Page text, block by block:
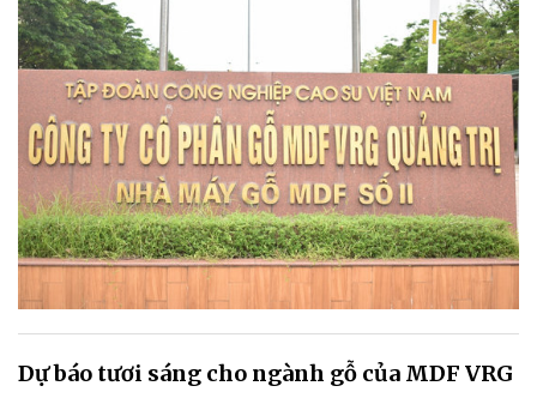
Dự báo tươi sáng cho ngành gỗ của MDF VRG